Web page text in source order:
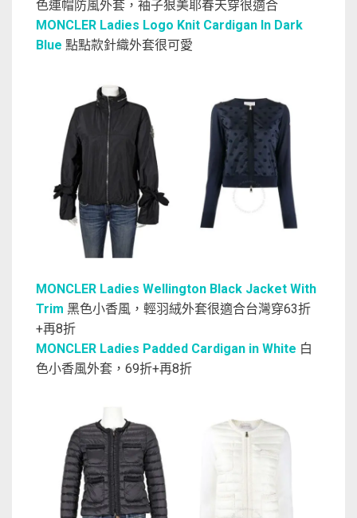
色連帽防風外套，袖子狠美耶春天穿很適合
MONCLER Ladies Logo Knit Cardigan In Dark
Blue 點點款針織外套很可愛
MONCLER Ladies Wellington Black Jacket With
Trim 黑色小香風，輕羽絨外套很適合台灣穿63折
+再8折
MONCLER Ladies Padded Cardigan in White 白
色小香風外套，69折+再8折